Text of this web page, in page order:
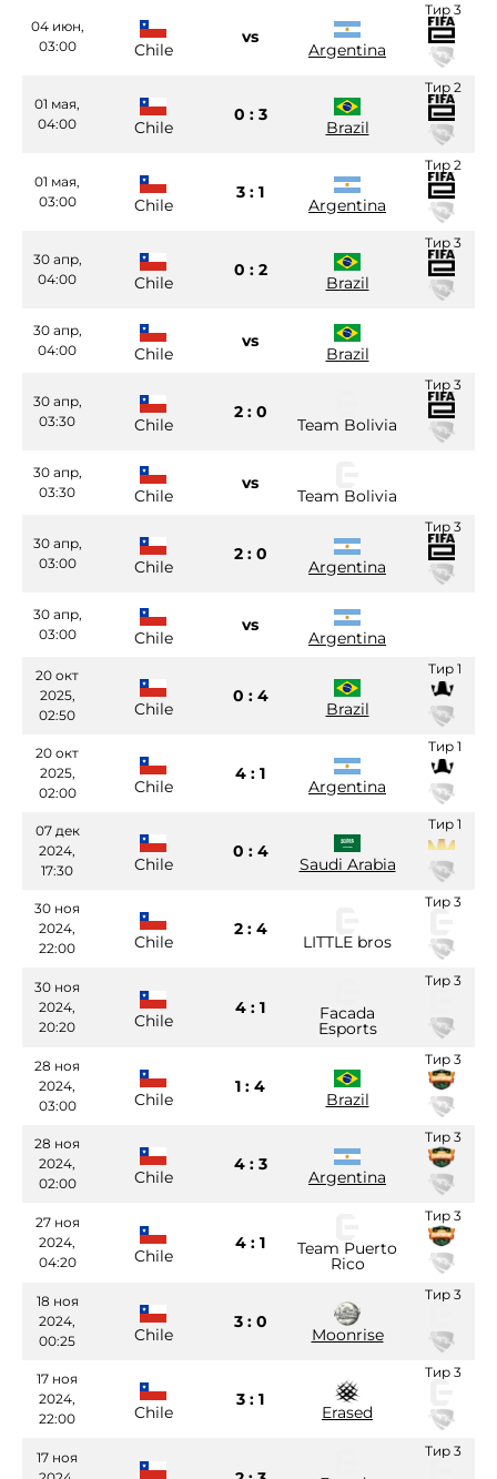
04 июн,
03:00
Chile
vs
Argentina
Тир 3
01 мая,
04:00
Chile
0 : 3
Brazil
Тир 2
01 мая,
03:00
Chile
3 : 1
Argentina
Тир 2
30 апр,
04:00
Chile
0 : 2
Brazil
Тир 3
30 апр,
04:00
Chile
vs
Brazil
30 апр,
03:30
Chile
2 : 0
Team Bolivia
Тир 3
30 апр,
03:30
Chile
vs
Team Bolivia
30 апр,
03:00
Chile
2 : 0
Argentina
Тир 3
30 апр,
03:00
Chile
vs
Argentina
20 окт
2025,
02:50
Chile
0 : 4
Brazil
Тир 1
20 окт
2025,
02:00
Chile
4 : 1
Argentina
Тир 1
07 дек
2024,
17:30
Chile
0 : 4
Saudi Arabia
Тир 1
30 ноя
2024,
22:00
Chile
2 : 4
LITTLE bros
Тир 3
30 ноя
2024,
20:20
Chile
4 : 1 Facada
Esports
Тир 3
28 ноя
2024,
03:00
Chile
1 : 4
Brazil
Тир 3
28 ноя
2024,
02:00
Chile
4 : 3
Argentina
Тир 3
27 ноя
2024,
04:20
Chile
4 : 1 Team Puerto
Rico
Тир 3
18 ноя
2024,
00:25
Chile
3 : 0
Moonrise
Тир 3
17 ноя
2024,
22:00
Chile
3 : 1
Erased
Тир 3
17 ноя
Тир 3